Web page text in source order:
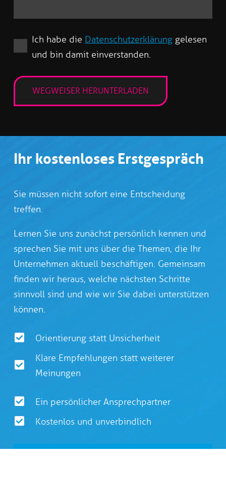
Ich habe die Datenschutzerklärung gelesen
und bin damit einverstanden.
Ihr kostenloses Erstgespräch
Sie müssen nicht sofort eine Entscheidung
treffen.
Lernen Sie uns zunächst persönlich kennen und
sprechen Sie mit uns über die Themen, die Ihr
Unternehmen aktuell beschäftigen. Gemeinsam
finden wir heraus, welche nächsten Schritte
sinnvoll sind und wie wir Sie dabei unterstützen
können.
Orientierung statt Unsicherheit
Klare Empfehlungen statt weiterer
Meinungen
Ein persönlicher Ansprechpartner
Kostenlos und unverbindlich